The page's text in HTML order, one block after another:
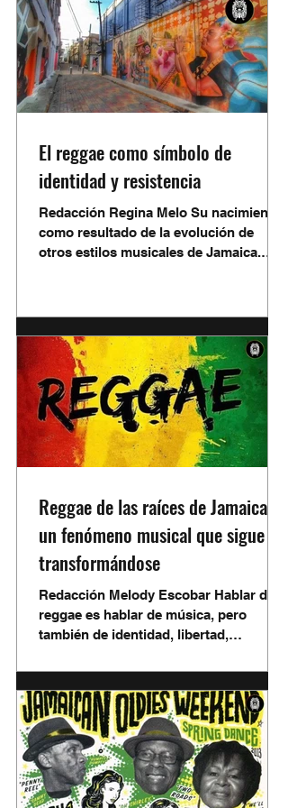
diversa que abarc
El reggae como símbolo de
identidad y resistencia
Redacción Regina Melo Su nacimiento
como resultado de la evolución de
otros estilos musicales de Jamaica.
unidad, convirtiéndose en una
influencia para la música
contemporánea y artistas en todo el
mundo. Hablar del reggae es hablar de
mucho más que música. A diferencia de
otros géneros, su historia está
profundamente ligada a la ident
Reggae de las raíces de Jamaica a
un fenómeno musical que sigue
transformándose
Redacción Melody Escobar Hablar de
reggae es hablar de música, pero
también de identidad, libertad,
en Jamaica, este género logró cruzar
fronteras y generaciones para
convertirse en una de las expresiones
culturales más reconocidas a nivel
mundial. Aunque con el paso del
tiempo ha incorporado elementos del
hip-hop, la música electrónica y el pop,